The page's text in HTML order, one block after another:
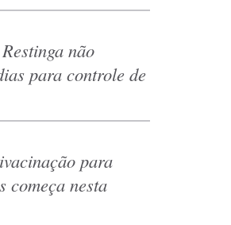
não
para controle de
para
começa nesta